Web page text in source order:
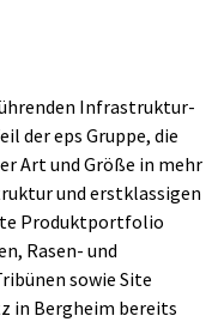
Infrastruktur-
der eps Gruppe, die
Art und Größe in mehr
und erstklassigen
Produktportfolio
Rasen- und
sowie Site
in Bergheim bereits